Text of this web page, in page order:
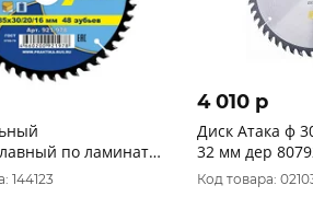
по ламинату
185 х 30\20\16 мм,
зубьев (921-978)
144123
4 010 p
Диск Атака ф
32 мм дер
Код товара: